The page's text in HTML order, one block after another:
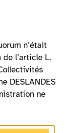
n’était
l’article L.
DESLANDES
ne